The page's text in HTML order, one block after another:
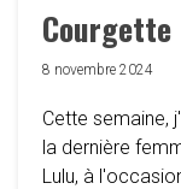
Courgette
8 novembre 2024
Cette semaine,
la dernière
Lulu, à